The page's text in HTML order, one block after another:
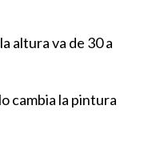
altura va de 30 a
cambia la pintura